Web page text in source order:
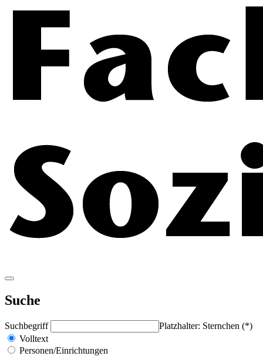
Suche
Suchbegriff
Platzhalter: Sternchen (*)
Volltext
Personen/Einrichtungen